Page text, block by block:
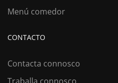
Menú comedor
CONTACTO
Contacta connosco